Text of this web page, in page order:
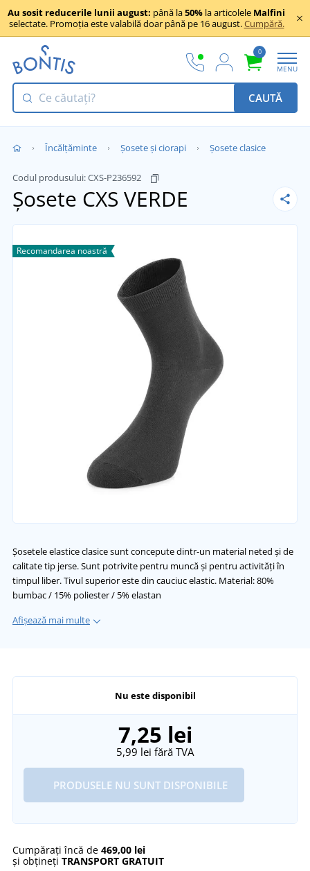
Au sosit reducerile lunii august: până la50% la articolele Malfini
selectate. Promoția este valabilă doar până pe 16 august.Cumpără.
0
MENU
CAUTĂ
Încălţăminte Șosete și ciorapi Șosete clasice
Codul produsului:CXS-P236592
Șosete CXS VERDE
Recomandarea noastră
Șosetele elastice clasice sunt concepute dintr-un material neted și de
calitate tip jerse. Sunt potrivite pentru muncă și pentru activități în
timpul liber. Tivul superior este din cauciuc elastic. Material: 80%
bumbac / 15% poliester / 5% elastan
Afișează mai multe
Nu este disponibil
7,25 lei
5,99 lei fără TVA
PRODUSELE NU SUNT DISPONIBILE
Cumpărați încă de 469,00 lei
și obțineți TRANSPORT GRATUIT